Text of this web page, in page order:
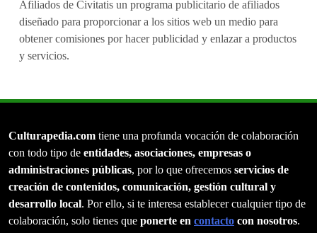
Afiliados de Civitatis un programa publicitario de afiliados
diseñado para proporcionar a los sitios web un medio para
obtener comisiones por hacer publicidad y enlazar a productos
y servicios.
Culturapedia.com tiene una profunda vocación de colaboración
con todo tipo de entidades, asociaciones, empresas o
administraciones públicas, por lo que ofrecemos servicios de
creación de contenidos, comunicación, gestión cultural y
desarrollo local. Por ello, si te interesa establecer cualquier tipo de
colaboración, solo tienes que ponerte en contacto con nosotros.